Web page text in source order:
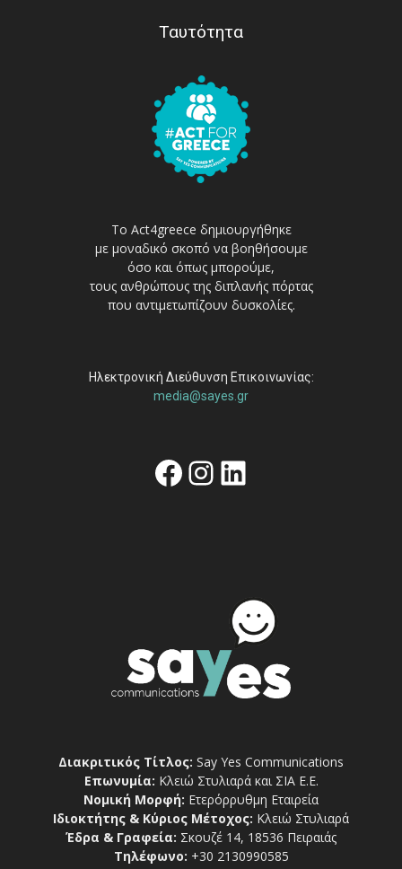
Ταυτότητα
Το Act4greece δημιουργήθηκε
με μοναδικό σκοπό να βοηθήσουμε
όσο και όπως μπορούμε,
τους ανθρώπους της διπλανής πόρτας
που αντιμετωπίζουν δυσκολίες.
Ηλεκτρονική Διεύθυνση Επικοινωνίας:
media@sayes.gr
Facebook
Instagram
Linkedin
Διακριτικός Τίτλος: Say Yes Communications
Επωνυμία: Κλειώ Στυλιαρά και ΣΙΑ Ε.Ε.
Νομική Μορφή: Ετερόρρυθμη Εταιρεία
Ιδιοκτήτης & Κύριος Μέτοχος: Κλειώ Στυλιαρά
Έδρα & Γραφεία: Σκουζέ 14, 18536 Πειραιάς
Τηλέφωνο: +30 2130990585